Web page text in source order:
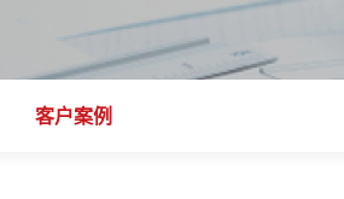
客户案例